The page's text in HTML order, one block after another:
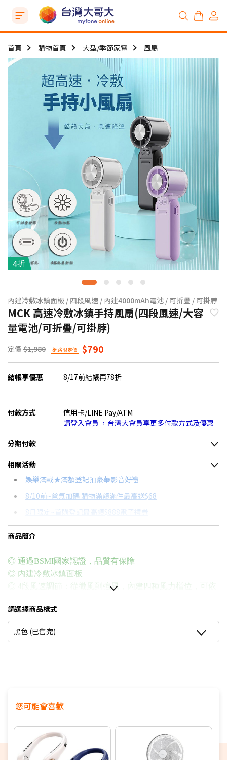
首頁 購物首頁 大型/季節家電 風扇
4折
內建冷敷冰鎮面板 / 四段風速 / 內建4000mAh電池 / 可折疊 / 可掛脖
MCK 高速冷敷冰鎮手持風扇(四段風速/大容
量電池/可折疊/可掛脖)
定價 $1,980 網路限定價 $790
結帳享優惠 8/17前結帳再78折
付款方式
信用卡/LINE Pay/ATM
請登入會員 ，台灣大會員享更多付款方式及優惠
分期付款
＊實際可分期數、適用利率，請以購物車顯示為主
信用卡分期
分期數
24期
每期金額
$36
配合銀行/業者
相關活動
娛樂滿載★滿額登記抽豪華影音好禮
8/10前~爸氣加碼 購物滿額滿件最高送$68
8月限定~首購登記最高領$888電子禮券
台灣大哥大Open Possible聯名卡滿額最高回饋25%
DC與AC風扇有什麼不同？→點我看達人教你買
商品簡介
◎ 通過BSMI國家認證，品質有保障
◎ 內建冷敷冰鎮面板
◎ 4段風速調節：從微風到強風，內建四種風力檔位，可依
◎ 4000mAh大容量電池：長效續航，支援整天使用，避免
頻繁充電。
◎ 多角度調整設計：135°可調角度，手持、桌立皆適用，滿
請選擇商品樣式
黑色 (已售完)
您可能會喜歡